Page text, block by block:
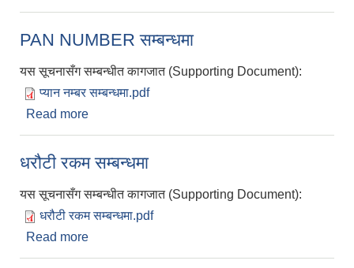
PAN NUMBER सम्बन्धमा
यस सूचनासँग सम्बन्धीत कागजात (Supporting Document):
प्यान नम्बर सम्बन्धमा.pdf
Read more
धरौटी रकम सम्बन्धमा
यस सूचनासँग सम्बन्धीत कागजात (Supporting Document):
धरौटी रकम सम्बन्धमा.pdf
Read more